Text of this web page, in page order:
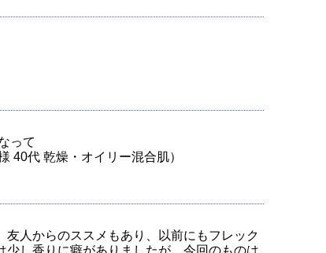
って
40代 乾燥・オイリー混合肌）
人からのススメもあり、以前にもフレック
し香りに癖がありましたが、今回のものは